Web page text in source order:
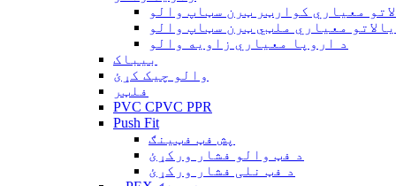
معیاري کوارټر ټرن سټاپ والو
معیاري ملټي ټرن سټاپ والو
د اروپا معیاري زاویه والو
بیباک
والو چیک کړئ
فلټر
PVC CPVC PPR
Push Fit
پش فټ فټینګ
د فټ والو فشار ورکړئ
د فټ نلی فشار ورکړئ